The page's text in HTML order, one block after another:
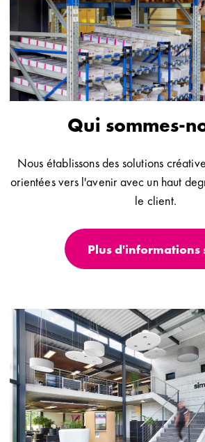
Qui sommes-
Nous établissons des solutions
orientées vers l'avenir avec un haut
le client.
Plus d'informations